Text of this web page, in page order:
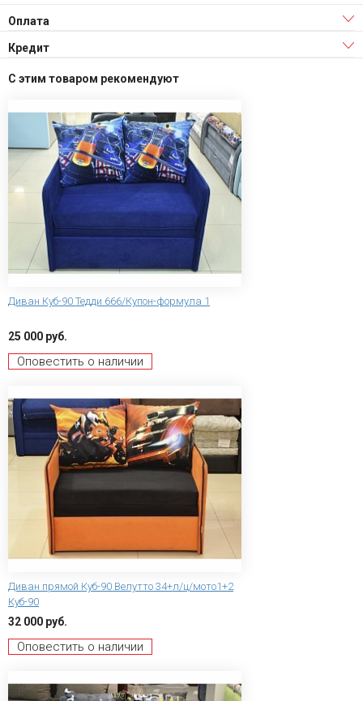
Оплата
Кредит
С этим товаром рекомендуют
Диван Куб-90 Тедди 666/Купон-формула 1
25 000 руб.
Оповестить о наличии
Диван прямой Куб-90 Велутто 34+л/ц/мото1+2
Куб-90
32 000 руб.
Оповестить о наличии